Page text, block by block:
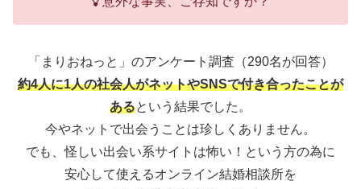
「まりおねっと」のアンケート調査（290名が回答）
約4人に1人の社会人がネットやSNSで付き合ったことが
あるという結果でした。
今やネットで出会うことは珍しくありません。
でも、怪しい出会い系サイトは怖い！という方の為に
安心して使えるオンライン結婚相談所を